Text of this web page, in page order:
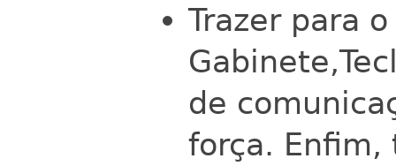
Trazer para
de
força. Enfim,